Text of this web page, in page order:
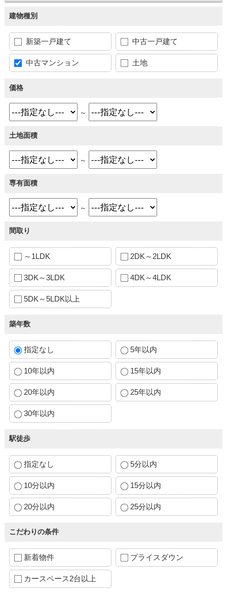
建物種別
新築一戸建て 中古一戸建て
中古マンション 土地
価格
～
土地面積
～
専有面積
～
間取り
～1LDK 2DK～2LDK
3DK～3LDK 4DK～4LDK
5DK～5LDK以上
築年数
指定なし 5年以内
10年以内 15年以内
20年以内 25年以内
30年以内
駅徒歩
指定なし 5分以内
10分以内 15分以内
20分以内 25分以内
こだわりの条件
新着物件 プライスダウン
カースペース2台以上